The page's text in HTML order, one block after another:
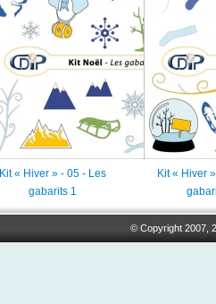
Kit « Hiver » - 05 - Les
gabarits 1
Kit « Hiver
© Copyright 2007,